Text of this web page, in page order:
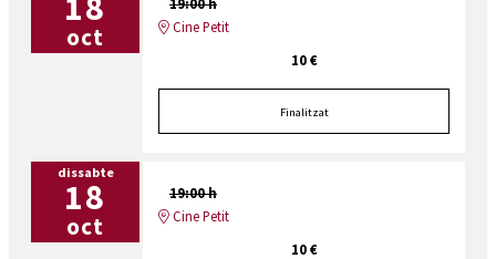
oct
Cine Petit
10 €
Finalitzat
dissabte
18
oct
19:00 h
Cine Petit
10 €